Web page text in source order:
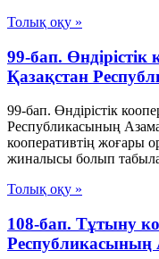
Толық оқу »
99-бап. Өндiрiстiк
Қазақстан
99-бап. Өндiрiстiк
Республикасының
кооперативтiң жоғары
жиналысы болып
Толық оқу »
108-бап. Тұтыну
Республикасының